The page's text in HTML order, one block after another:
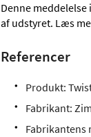
Denne
af udstyret. Læs
Referencer
Produkt:
Fabrikant:
Fabrikantens